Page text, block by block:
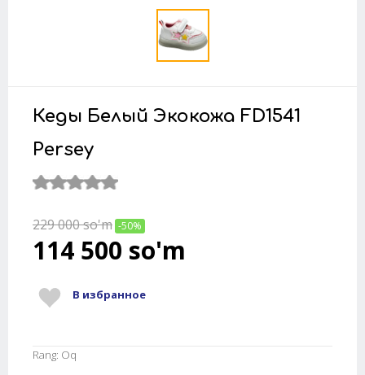
Кеды Белый Экокожа FD1541
Persey
229 000so'm -50%
114 500 so'm
В избранное
Rang: Oq